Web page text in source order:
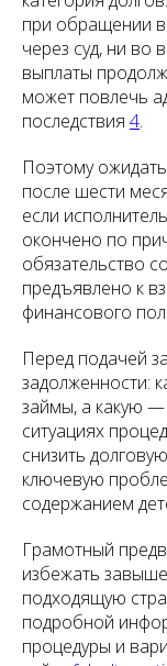
при обращении
через суд, ни во
выплаты
может повлечь
последствия 4.
Поэтому
после шести
если
окончено по
обязательство
предъявлено к
финансового
Перед подачей
задолженности:
займы, а какую
ситуациях
снизить
ключевую
содержанием
Грамотный
избежать
подходящую
подробной
процедуры и